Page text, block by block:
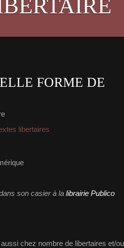
FORME DE
libertaires
son casier à la librairie Publico
chez nombre de libertaires et/ou